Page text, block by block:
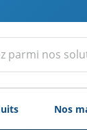
Nos